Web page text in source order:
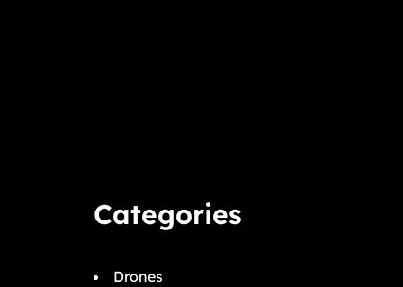
Categories
Drones